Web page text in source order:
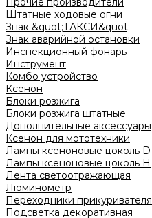
Штатные ходовые огни
Знак &quot;ТАКСИ&quot;
Знак аварийной остановки
Инспекционный фонарь
Инструмент
Комбо устройство
Ксенон
Блоки розжига
Блоки розжига штатные
Дополнительные аксессуары
Ксенон для мототехники
Лампы ксеноновые цоколь D
Лампы ксеноновые цоколь H
Лента светоотражающая
Люминометр
Переходники прикуривателя
Подсветка декоративная